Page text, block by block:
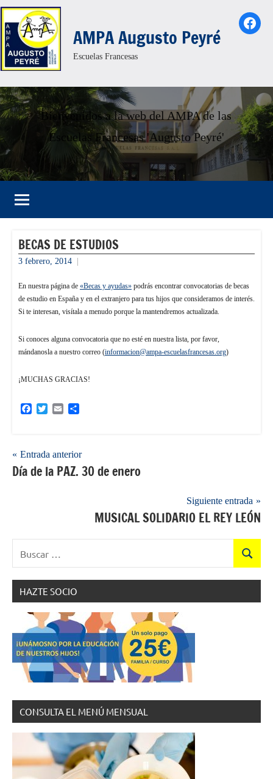
Saltar
al
contenido
AMPA Augusto Peyré
Escuelas Francesas
Bienvenidos a la web del AMPA de las
Escuelas Francesas 'Augusto Peyré'
BECAS DE ESTUDIOS
3 febrero, 2014
En nuestra página de «Becas y ayudas» podrás encontrar convocatorias de becas
de estudio en España y en el extranjero para tus hijos que consideramos de interés.
Si te interesan, visítala a menudo porque la mantendremos actualizada.
Si conoces alguna convocatoria que no esté en nuestra lista, por favor,
mándanosla a nuestro correo (informacion@ampa-escuelasfrancesas.org)
¡MUCHAS GRACIAS!
FacebookTwitterEmail
Navegación
de
Entrada anterior
Día de la PAZ. 30 de enero
Siguiente entrada
MUSICAL SOLIDARIO EL REY LEÓN
Buscar
HAZTE SOCIO
CONSULTA EL MENÚ MENSUAL